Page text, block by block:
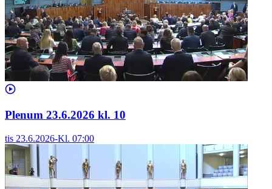
Plenum 23.6.2026 kl. 10
tis 23.6.2026-Kl. 07:00